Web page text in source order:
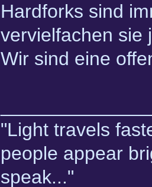
Hardforks sind
vervielfachen sie
Wir sind eine
"Light travels
people appear
speak..."